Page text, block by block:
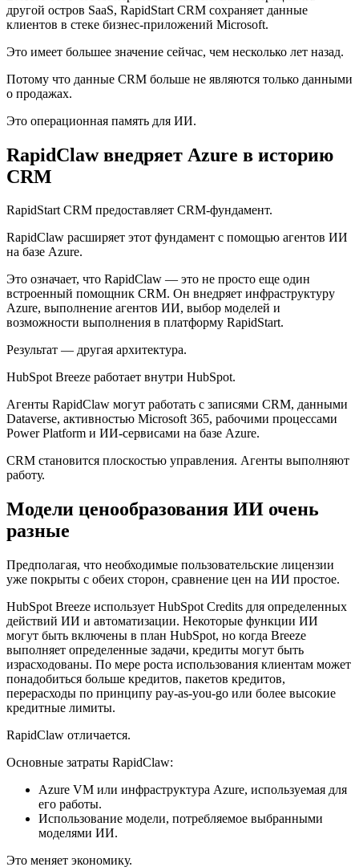
другой остров SaaS, RapidStart CRM сохраняет данные
клиентов в стеке бизнес-приложений Microsoft.
Это имеет большее значение сейчас, чем несколько лет назад.
Потому что данные CRM больше не являются только данными
о продажах.
Это операционная память для ИИ.
RapidClaw внедряет Azure в историю
CRM
RapidStart CRM предоставляет CRM-фундамент.
RapidClaw расширяет этот фундамент с помощью агентов ИИ
на базе Azure.
Это означает, что RapidClaw — это не просто еще один
встроенный помощник CRM. Он внедряет инфраструктуру
Azure, выполнение агентов ИИ, выбор моделей и
возможности выполнения в платформу RapidStart.
Результат — другая архитектура.
HubSpot Breeze работает внутри HubSpot.
Агенты RapidClaw могут работать с записями CRM, данными
Dataverse, активностью Microsoft 365, рабочими процессами
Power Platform и ИИ-сервисами на базе Azure.
CRM становится плоскостью управления. Агенты выполняют
работу.
Модели ценообразования ИИ очень
разные
Предполагая, что необходимые пользовательские лицензии
уже покрыты с обеих сторон, сравнение цен на ИИ простое.
HubSpot Breeze использует HubSpot Credits для определенных
действий ИИ и автоматизации. Некоторые функции ИИ
могут быть включены в план HubSpot, но когда Breeze
выполняет определенные задачи, кредиты могут быть
израсходованы. По мере роста использования клиентам может
понадобиться больше кредитов, пакетов кредитов,
перерасходы по принципу pay-as-you-go или более высокие
кредитные лимиты.
RapidClaw отличается.
Основные затраты RapidClaw:
Azure VM или инфраструктура Azure, используемая для
его работы.
Использование модели, потребляемое выбранными
моделями ИИ.
Это меняет экономику.